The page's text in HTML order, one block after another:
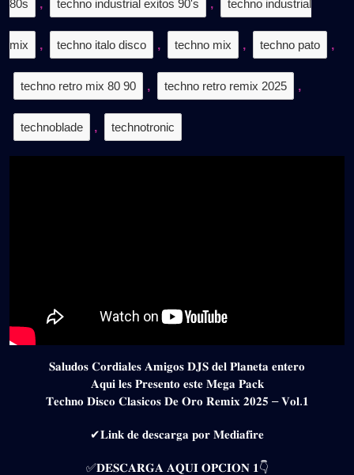
80s , techno industrial exitos 90's , techno industrial
mix , techno italo disco , techno mix , techno pato ,
techno retro mix 80 90 , techno retro remix 2025 ,
technoblade , technotronic
𝐒𝐚𝐥𝐮𝐝𝐨𝐬 𝐂𝐨𝐫𝐝𝐢𝐚𝐥𝐞𝐬 𝐀𝐦𝐢𝐠𝐨𝐬 𝐃𝐉𝐒 𝐝𝐞𝐥 𝐏𝐥𝐚𝐧𝐞𝐭𝐚 𝐞𝐧𝐭𝐞𝐫𝐨
𝐀𝐪𝐮𝐢 𝐥𝐞𝐬 𝐏𝐫𝐞𝐬𝐞𝐧𝐭𝐨 𝐞𝐬𝐭𝐞 𝐌𝐞𝐠𝐚 𝐏𝐚𝐜𝐤
𝐓𝐞𝐜𝐡𝐧𝐨 𝐃𝐢𝐬𝐜𝐨 𝐂𝐥𝐚𝐬𝐢𝐜𝐨𝐬 𝐃𝐞 𝐎𝐫𝐨 𝐑𝐞𝐦𝐢𝐱 𝟐𝟎𝟐𝟓 – 𝐕𝐨𝐥.𝟏
✔𝐋𝐢𝐧𝐤 𝐝𝐞 𝐝𝐞𝐬𝐜𝐚𝐫𝐠𝐚 𝐩𝐨𝐫 𝐌𝐞𝐝𝐢𝐚𝐟𝐢𝐫𝐞
✅𝐃𝐄𝐒𝐂𝐀𝐑𝐆𝐀 𝐀𝐐𝐔𝐈 𝐎𝐏𝐂𝐈𝐎𝐍 𝟏👇